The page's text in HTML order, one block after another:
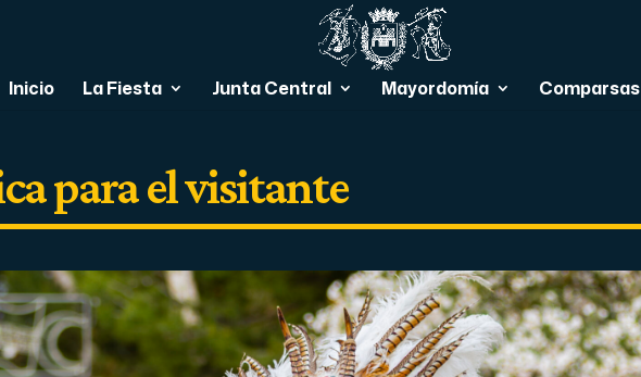
Inicio La Fiesta Junta Central Mayordomía Comparsas
para el visitante